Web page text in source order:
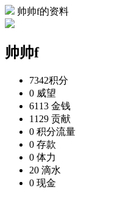
帅帅f的资料
帅帅f
7342积分
0 威望
6113 金钱
1129 贡献
0 积分流量
0 存款
0 体力
20 滴水
0 现金